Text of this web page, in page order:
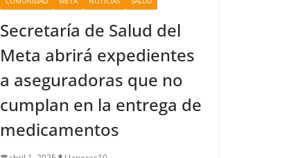
Secretaría de Salud del
Meta abrirá expedientes
a aseguradoras que no
cumplan en la entrega de
medicamentos